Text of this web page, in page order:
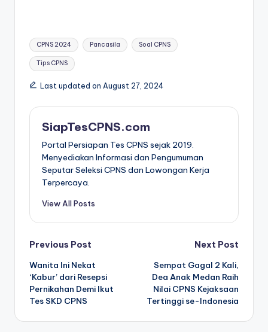
Tags:
CPNS 2024 Pancasila Soal CPNS
Tips CPNS
Last updated on August 27, 2024
SiapTesCPNS.com
Portal Persiapan Tes CPNS sejak 2019.
Menyediakan Informasi dan Pengumuman
Seputar Seleksi CPNS dan Lowongan Kerja
Terpercaya.
View All Posts
Post
navigation
Previous Post
Wanita Ini Nekat
‘Kabur’ dari Resepsi
Pernikahan Demi Ikut
Tes SKD CPNS
Next Post
Sempat Gagal 2 Kali,
Dea Anak Medan Raih
Nilai CPNS Kejaksaan
Tertinggi se-Indonesia